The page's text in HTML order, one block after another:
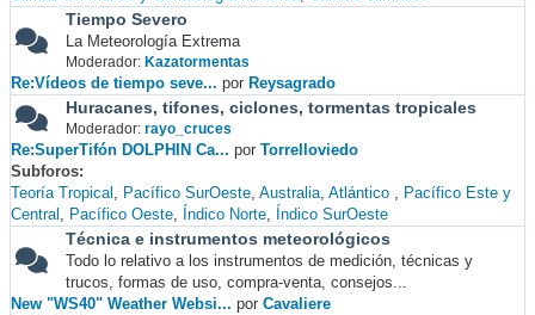
Tiempo Severo
La Meteorología Extrema
Moderador: Kazatormentas
Re:Vídeos de tiempo seve... por Reysagrado
Huracanes, tifones, ciclones, tormentas tropicales
Moderador: rayo_cruces
Re:SuperTifón DOLPHIN Ca... por Torrelloviedo
Subforos
Teoría Tropical
Pacífico SurOeste Australia Atlántico
Pacífico Este y
Central
Pacífico Oeste Índico Norte Índico SurOeste
Técnica e instrumentos meteorológicos
Todo lo relativo a los instrumentos de medición, técnicas y
trucos, formas de uso, compra-venta, consejos...
New "WS40" Weather Websi... por Cavaliere